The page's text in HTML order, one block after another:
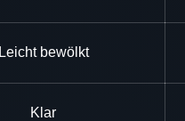
Leicht bewölkt
Klar